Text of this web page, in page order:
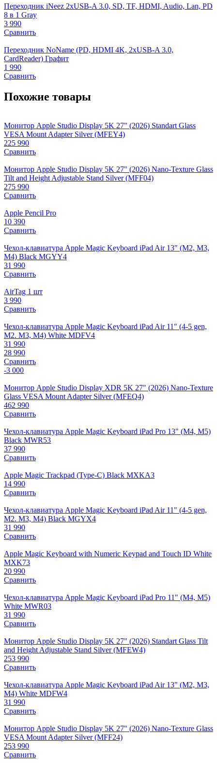
Переходник iNeez 2xUSB-A 3.0, SD, TF, HDMI, Audio, Lan, PD
8 в 1 Gray
3 990
Сравнить
Переходник NoName (PD, HDMI 4K, 2xUSB-A 3.0,
CardReader) Графит
1 990
Сравнить
Похожие товары
Монитор Apple Studio Display 5K 27" (2026) Standart Glass
VESA Mount Adapter Silver (MFEY4)
225 990
Сравнить
Монитор Apple Studio Display 5K 27" (2026) Nano-Texture Glass
Tilt and Height Adjustable Stand Silver (MFF04)
275 990
Сравнить
Apple Pencil Pro
10 390
Сравнить
Чехол-клавиатура Apple Magic Keyboard iPad Air 13" (M2, M3,
M4) Black MGYY4
31 990
Сравнить
AirTag 1 шт
3 990
Сравнить
Чехол-клавиатура Apple Magic Keyboard iPad Air 11" (4-5 gen,
M2. M3, M4) White MDFV4
31 990
28 990
Сравнить
-3 000
Монитор Apple Studio Display XDR 5K 27" (2026) Nano-Texture
Glass VESA Mount Adapter Silver (MFEQ4)
462 990
Сравнить
Чехол-клавиатура Apple Magic Keyboard iPad Pro 13" (M4, M5)
Black MWR53
37 990
Сравнить
Apple Magic Trackpad (Type-C) Black MXKA3
14 990
Сравнить
Чехол-клавиатура Apple Magic Keyboard iPad Air 11" (4-5 gen,
M2. M3, M4) Black MGYX4
31 990
Сравнить
Apple Magic Keyboard with Numeric Keypad and Touch ID White
MXK73
20 990
Сравнить
Чехол-клавиатура Apple Magic Keyboard iPad Pro 11" (M4, M5)
White MWR03
31 990
Сравнить
Монитор Apple Studio Display 5K 27" (2026) Standart Glass Tilt
and Height Adjustable Stand Silver (MFEW4)
253 990
Сравнить
Чехол-клавиатура Apple Magic Keyboard iPad Air 13" (M2, M3,
M4) White MDFW4
31 990
Сравнить
Монитор Apple Studio Display 5K 27" (2026) Nano-Texture Glass
VESA Mount Adapter Silver (MFF24)
253 990
Сравнить